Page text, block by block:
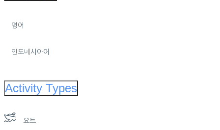
영어
인도네시아어
Activity Types
요트